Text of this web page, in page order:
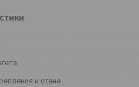
к стене